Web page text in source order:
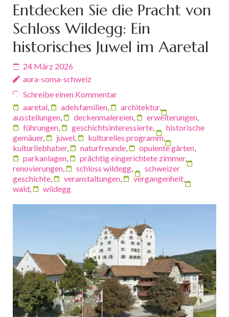
Entdecken Sie die Pracht von
Schloss Wildegg: Ein
historisches Juwel im Aaretal
24 März 2026
aura-soma-schweiz
Schreibe einen Kommentar
aaretal, adelsfamilien, architektur,
ausstellungen, deckenmalereien, erweiterungen,
führungen, geschichtsinteressierte,
historische
gemäuer, juwel, kulturelles programm,
kulturliebhaber, naturfreunde, opulente gärten,
parkanlagen, prächtig eingerichtete zimmer,
renovierungen, schloss wildegg,
schweizer
geschichte, veranstaltungen, vergangenheit,
wald, wildegg